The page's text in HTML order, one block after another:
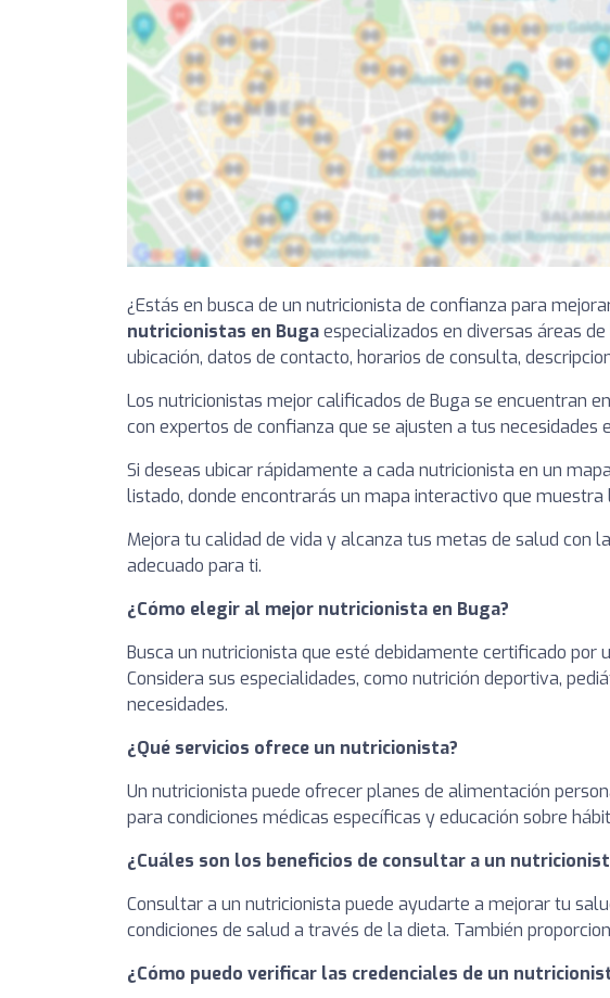
¿Estás en busca de un nutricionista de confianza para
nutricionistas en Bugaespecializados en diversas áreas
ubicación, datos de contacto, horarios de consulta,
Los nutricionistas mejor calificados de Buga se encuentran
con expertos de confianza que se ajusten a tus necesidades
Si deseas ubicar rápidamente a cada nutricionista en un
listado, donde encontrarás un mapa interactivo que
Mejora tu calidad de vida y alcanza tus metas de salud con
adecuado para ti.
¿Cómo elegir al mejor nutricionista en Buga?
Busca un nutricionista que esté debidamente certificado por
Considera sus especialidades, como nutrición deportiva,
necesidades.
¿Qué servicios ofrece un nutricionista?
Un nutricionista puede ofrecer planes de alimentación
para condiciones médicas específicas y educación sobre
¿Cuáles son los beneficios de consultar a un
Consultar a un nutricionista puede ayudarte a mejorar tu
condiciones de salud a través de la dieta. También
¿Cómo puedo verificar las credenciales de un